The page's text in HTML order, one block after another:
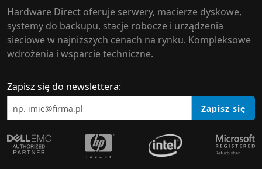
Hardware Direct oferuje serwery, macierze dyskowe,
systemy do backupu, stacje robocze i urządzenia
sieciowe w najniższych cenach na rynku. Kompleksowe
wdrożenia i wsparcie techniczne.
Zapisz się do newslettera:
Zapisz się